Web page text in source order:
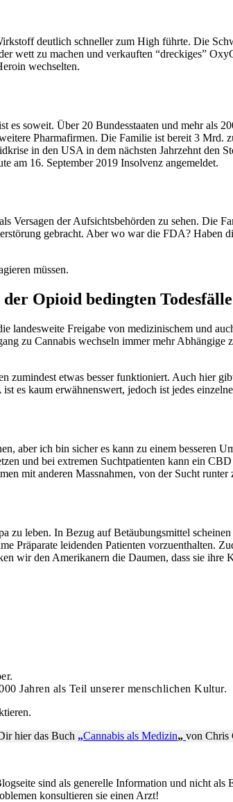
deutlich schneller zum High führte. Die
wett zu machen und verkauften “dreckiges”
wechselten.
soweit. Über 20 Bundesstaaten und mehr als
Pharmafirmen. Die Familie ist bereit 3
in den USA in dem nächsten Jahrzehnt den
am 16. September 2019 Insolvenz angemeldet.
Versagen der Aufsichtsbehörden zu sehen. Die
gebracht. Aber wo war die FDA? Haben
müssen.
Opioid bedingten Todesfälle
Freigabe von medizinischem und
zu Cannabis wechseln immer mehr
zumindest etwas besser funktioniert. Auch hier
es kaum erwähnenswert, jedoch ist jedes
aber ich bin sicher es kann zu einem besseren
und bei extremen Suchtpatienten kann ein
mit anderen Massnahmen, von der Sucht runter
zu leben. In Bezug auf Betäubungsmittel
Präparate leidenden Patienten vorzuenthalten.
wir den Amerikanern die Daumen, dass sie ihre
Jahren als Teil unserer menschlichen Kultur.
hier das Buch „Cannabis als Medizin„ von Chris
sind als generelle Information und nicht
konsultieren sie einen Arzt!